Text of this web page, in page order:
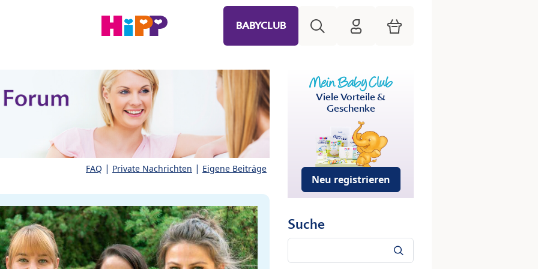
BABYCLUB HiPP Mein Babyclub
Warenkorb
FAQ | Private Nachrichten | Eigene Beiträge
Viele Vorteile &
Geschenke
Neu registrieren
Suche